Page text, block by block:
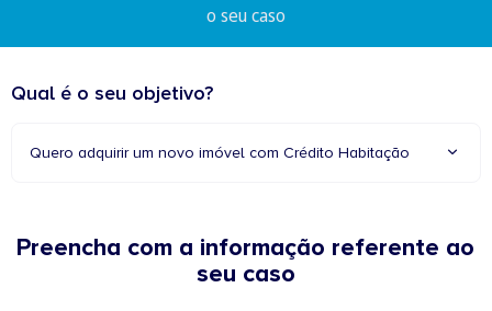
o seu caso
Qual é o seu objetivo?
Quero adquirir um novo imóvel com Crédito Habitação
Preencha com a informação referente ao
seu caso